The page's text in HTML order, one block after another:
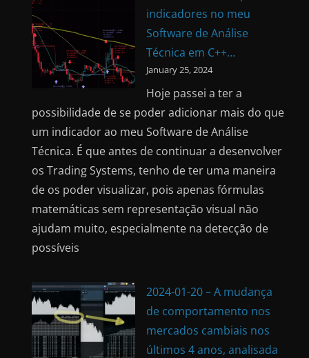
indicadores no meu
Software de Análise
Técnica em C++…
January 25, 2024
Hoje passei a ter a
possibilidade de se poder adicionar mais do que
um indicador ao meu Software de Análise
Técnica. É que antes de continuar a desenvolver
os Trading Systems, tenho de ter uma maneira
de os poder visualizar, pois apenas fórmulas
matemáticas sem representação visual não
ajudam muito, especialmente na detecção de
possíveis
2024-01-20 – A mudança
de comportamento nos
mercados cambiais nos
últimos 4 anos, analisada